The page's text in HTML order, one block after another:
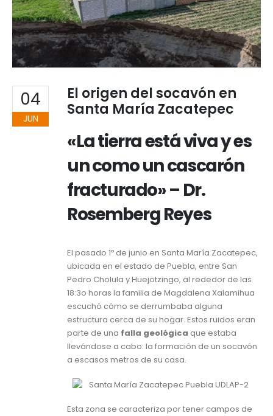
04
JUN
El origen del socavón en
Santa María Zacatepec
«La tierra está viva y es
un como un cascarón
fracturado» – Dr.
Rosemberg Reyes
El pasado 1º de junio en Santa María Zacatepec,
ubicada en el estado de Puebla, entre San
Pedro Cholula y Huejotzingo, al rededor de las
18:3o horas la familia de Magdalena Xalamihua
escuchó cómo se derrumbaba alguna
estructura cerca de su hogar. Estos ruidos eran
parte de una falla geológica que estaba
llevándose a cabo: la formación de un socavón
a escasos metros de su casa.
Esta zona se caracteriza por tener campos de